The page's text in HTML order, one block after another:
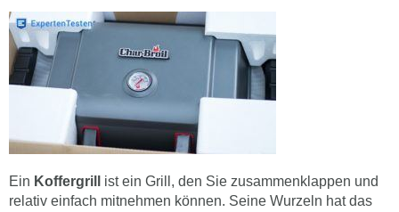
Ein Koffergrill
ist ein Grill, den Sie zusammenklappen und
relativ einfach mitnehmen können. Seine Wurzeln hat das